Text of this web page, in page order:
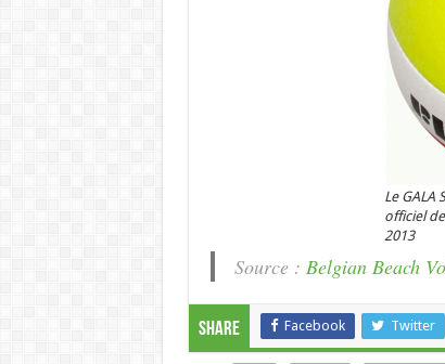
Le GALA
officiel
2013
Source : Belgian Beach
Share Facebook Twitter